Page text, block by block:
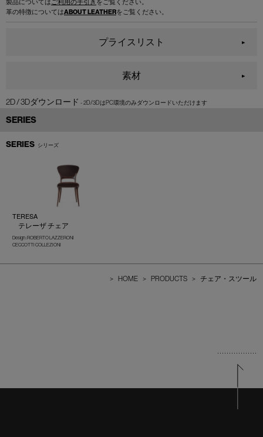
革の特徴についてはABOUT LEATHERをご覧ください。
プライスリスト
素材
2D / 3Dダウンロード
SERIES
SERIES シリーズ
TERESA
テレーザ チェア
Design : ROBERTO LAZZERONI
CECCOTTI COLLEZIONI
> HOME > PRODUCTS > チェア・スツール